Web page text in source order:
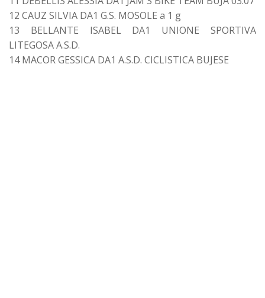
12 CAUZ SILVIA DA1 G.S. MOSOLE a 1 g
13 BELLANTE ISABEL DA1 UNIONE SPORTIVA
LITEGOSA A.S.D.
14 MACOR GESSICA DA1 A.S.D. CICLISTICA BUJESE